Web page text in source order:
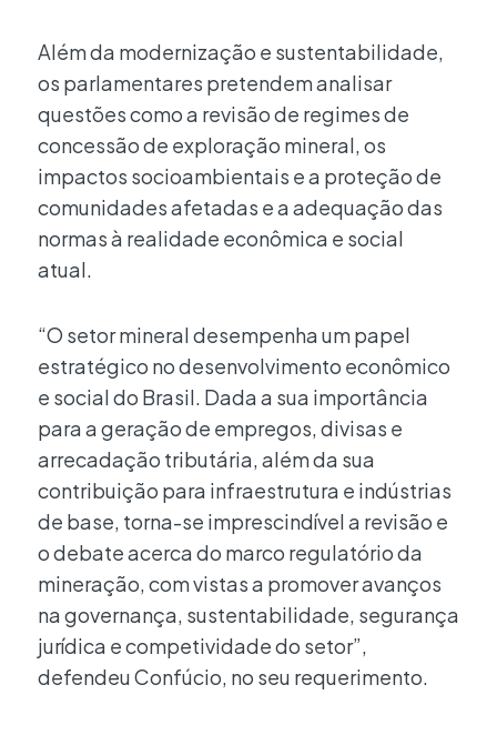
Além da modernização e sustentabilidade,
os parlamentares pretendem analisar
questões como a revisão de regimes de
concessão de exploração mineral, os
impactos socioambientais e a proteção de
comunidades afetadas e a adequação das
normas à realidade econômica e social
atual.
“O setor mineral desempenha um papel
estratégico no desenvolvimento econômico
e social do Brasil. Dada a sua importância
para a geração de empregos, divisas e
arrecadação tributária, além da sua
contribuição para infraestrutura e indústrias
de base, torna-se imprescindível a revisão e
o debate acerca do marco regulatório da
mineração, com vistas a promover avanços
na governança, sustentabilidade, segurança
jurídica e competividade do setor”,
defendeu Confúcio, no seu requerimento.